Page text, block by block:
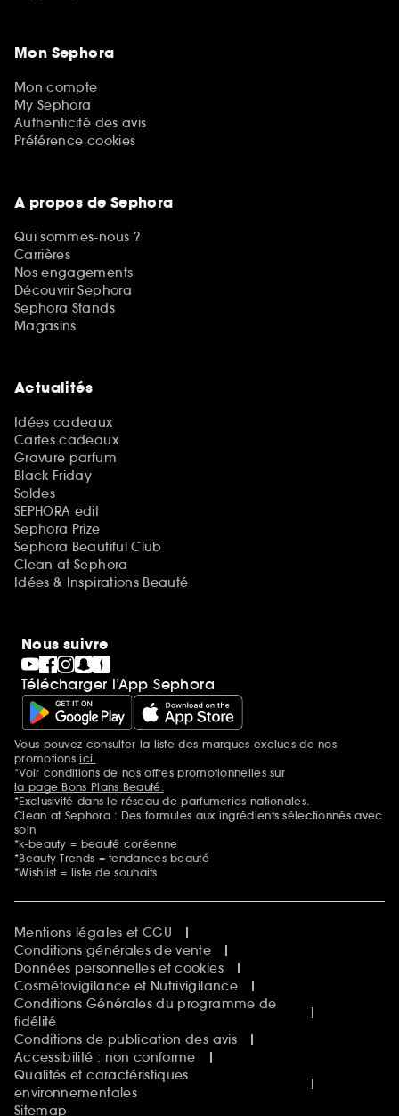
Mon Sephora
Mon compte
My Sephora
Authenticité des avis
Préférence cookies
A propos de Sephora
Qui sommes-nous ?
Carrières
Nos engagements
Découvrir Sephora
Sephora Stands
Magasins
Actualités
Idées cadeaux
Cartes cadeaux
Gravure parfum
Black Friday
Soldes
SEPHORA edit
Sephora Prize
Sephora Beautiful Club
Clean at Sephora
Idées & Inspirations Beauté
Nous suivre
Télécharger l’App Sephora
Mentions additionnelles
Vous pouvez consulter la liste des marques exclues de nos
promotionsici.
*Voir conditions de nos offres promotionnelles sur
la page Bons Plans Beauté.
*Exclusivité dans le réseau de parfumeries nationales.
Clean at Sephora : Des formules aux ingrédients sélectionnés avec
soin
*k-beauty = beauté coréenne
*Beauty Trends = tendances beauté
*Wishlist = liste de souhaits
Mentions légales et CGU
Conditions générales de vente
Données personnelles et cookies
Cosmétovigilance et Nutrivigilance
Conditions Générales du programme de
fidélité
Conditions de publication des avis
Accessibilité : non conforme
Qualités et caractéristiques
environnementales
Sitemap